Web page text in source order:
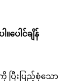
။ပေါင်ချိန်
ြီးပြည့်စုံသော